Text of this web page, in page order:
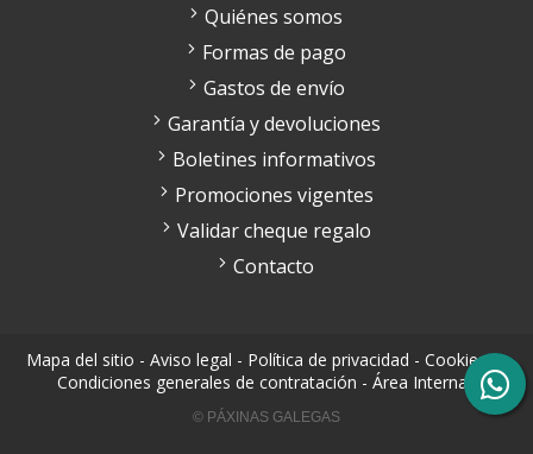
Quiénes somos
Formas de pago
Gastos de envío
Garantía y devoluciones
Boletines informativos
Promociones vigentes
Validar cheque regalo
Contacto
Mapa del sitio - Aviso legal - Política de privacidad - Cookies-
Condiciones generales de contratación - Área Interna
© PÁXINAS GALEGAS